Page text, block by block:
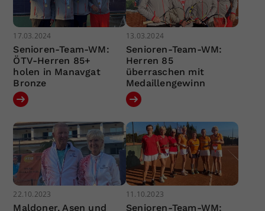
17.03.2024
Senioren-Team-WM:
ÖTV-Herren 85+
holen in Manavgat
Bronze
13.03.2024
Senioren-Team-WM:
Herren 85
überraschen mit
Medaillengewinn
22.10.2023
Maldoner, Asen und
11.10.2023
Senioren-Team-WM: